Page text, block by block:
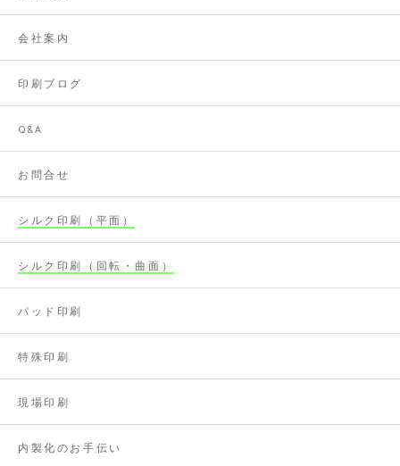
会社案内
印刷ブログ
Q&A
お問合せ
シルク印刷（平面）
シルク印刷（回転・曲面）
パッド印刷
特殊印刷
現場印刷
内製化のお手伝い